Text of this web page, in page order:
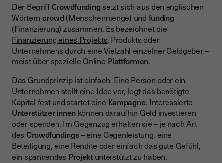
Der BegriffCrowdfunding setzt sich aus den englischen
Wörtern crowd (Menschenmenge) und funding
(Finanzierung) zusammen. Es bezeichnet die
Finanzierung eines Projekts, Produkts oder
Unternehmens durch eine Vielzahl einzelner Geldgeber –
meist über spezielle Online-Plattformen.
Das Grundprinzip ist einfach: Eine Person oder ein
Unternehmen stellt eine Idee vor, legt das benötigte
Kapital fest und startet eine Kampagne. Interessierte
Unterstützer:innenkönnen daraufhin Geld investieren
oder spenden. Im Gegenzug erhalten sie – je nach Art
des Crowdfundings– eine Gegenleistung, eine
Beteiligung, eine Rendite oder einfach das gute Gefühl,
ein spannendes Projektunterstützt zu haben.